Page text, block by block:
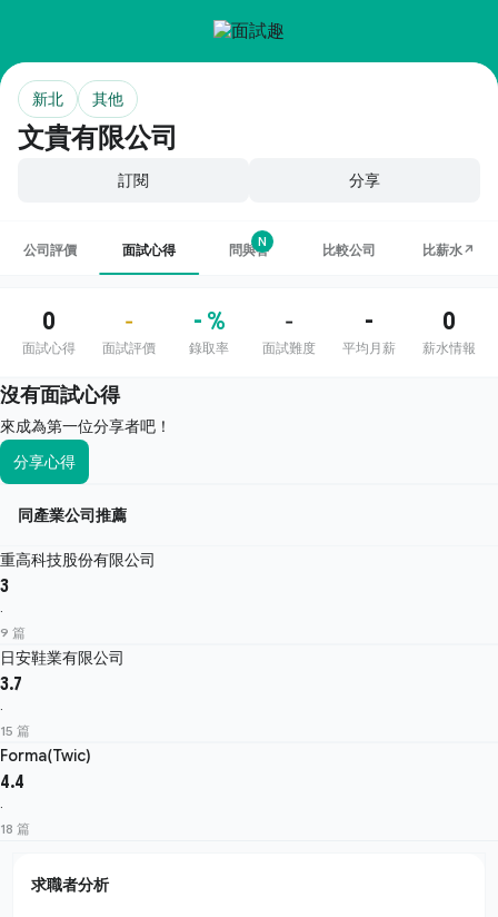
文貴有限公司
新北 其他
訂閱 分享
公司評價 面試心得 問與答
N
比較公司 比薪水↗
0
面試心得
-
面試評價
- %
錄取率
-
面試難度
-
平均月薪
0
薪水情報
沒有面試心得
來成為第一位分享者吧！
分享心得
同產業公司推薦
重高科技股份有限公司
3
·
9 篇
日安鞋業有限公司
3.7
·
15 篇
Forma(Twic)
4.4
·
18 篇
求職者分析